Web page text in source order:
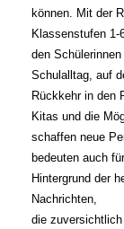
können. Mit der
Klassenstufen 1-
den
Schulalltag, auf
Rückkehr in den
Kitas und die
schaffen neue
bedeuten auch
Hintergrund der
Nachrichten,
die